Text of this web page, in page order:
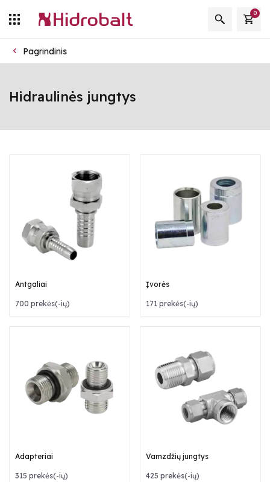
0
Pagrindinis
Hidraulinės jungtys
700 prekės(-ių)
Antgaliai
171 prekės(-ių)
Įvorės
315 prekės(-ių)
Adapteriai
425 prekės(-ių)
Vamzdžių jungtys